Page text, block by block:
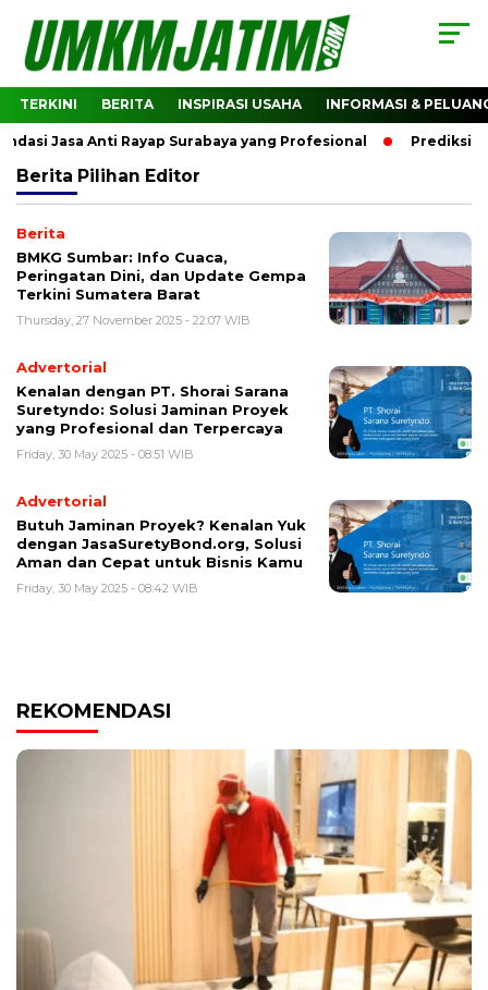
TERKINI BERITA INSPIRASI USAHA INFORMASI &
Jasa Anti Rayap Surabaya yang Profesional Prediksi
Berita Pilihan Editor
Berita
BMKG Sumbar: Info Cuaca,
Peringatan Dini, dan Update Gempa
Terkini Sumatera Barat
Thursday, 27 November 2025 - 22:07 WIB
Advertorial
Kenalan dengan PT. Shorai Sarana
Suretyndo: Solusi Jaminan Proyek
yang Profesional dan Terpercaya
Friday, 30 May 2025 - 08:51 WIB
Advertorial
Butuh Jaminan Proyek? Kenalan Yuk
dengan JasaSuretyBond.org, Solusi
Aman dan Cepat untuk Bisnis Kamu
Friday, 30 May 2025 - 08:42 WIB
REKOMENDASI